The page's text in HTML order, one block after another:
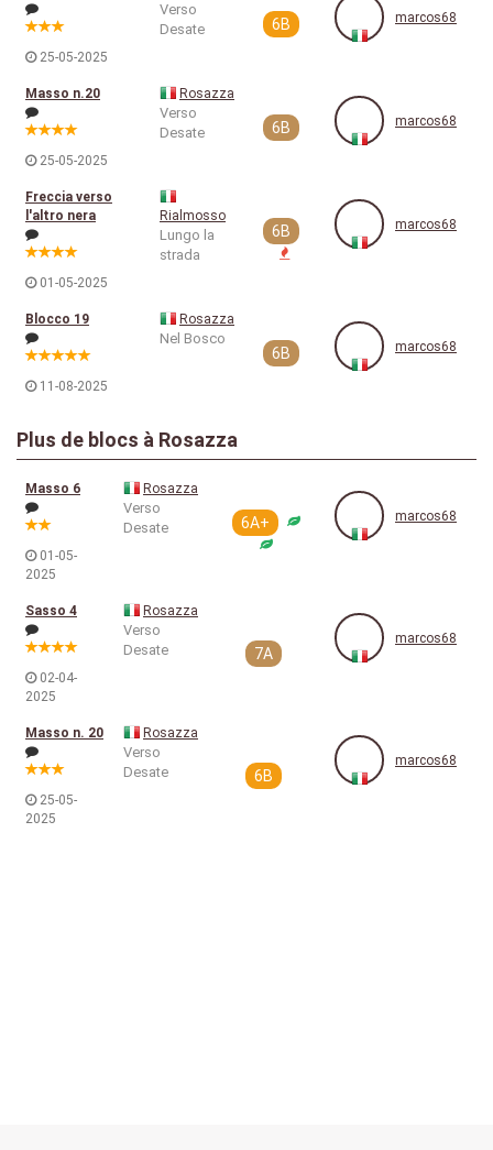
25-05-2025
Verso
Desate
6B marcos68
Masso n.20
25-05-2025
Rosazza
Verso
Desate
6B marcos68
Freccia verso
l'altro nera
01-05-2025
Rialmosso
Lungo la
strada
6B marcos68
Blocco 19
11-08-2025
Rosazza
Nel Bosco
6B marcos68
Plus de blocs à Rosazza
Masso 6
01-05-
2025
Rosazza
Verso
Desate
6A+ marcos68
Sasso 4
02-04-
2025
Rosazza
Verso
Desate
7A
marcos68
Masso n. 20
25-05-
2025
Rosazza
Verso
Desate
6B
marcos68